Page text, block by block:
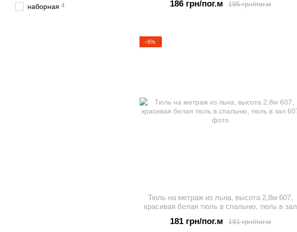
195 грн/пог.м
186 грн/пог.м
−5%
Тюль на метраж из льна, высота 2,8м 607,
красивая белая тюль в спальню, тюль в зал
191 грн/пог.м
181 грн/пог.м
наборная 4